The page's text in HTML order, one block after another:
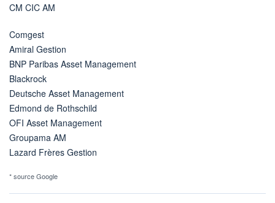
CM CIC AM
Comgest
Amiral Gestion
BNP Paribas Asset Management
Blackrock
Deutsche Asset Management
Edmond de Rothschild
OFI Asset Management
Groupama AM
Lazard Frères Gestion
* source Google